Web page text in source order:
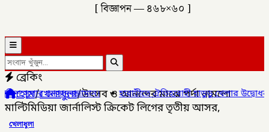
[ বিজ্ঞাপন — ৪৬৮×৬০ ]
ব্রেকিং
✦হারাটীতে ঐতিহ্যবাহী হাডুডু খেলার উদ্বোধন, গ্রামীণ সংস্কৃতি চর্চার
হোম/খেলাধুলা/উৎসব ও আনন্দের মাঝে পর্দা নামলো
মাল্টিমিডিয়া জার্নালিস্ট ক্রিকেট লিগের তৃতীয় আসর,
খেলাধুলা